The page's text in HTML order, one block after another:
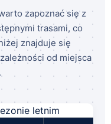
zapoznać się z
trasami, co
znajduje się
od miejsca
letnim